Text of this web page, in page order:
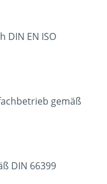
DIN EN ISO
gemäß
DIN 66399